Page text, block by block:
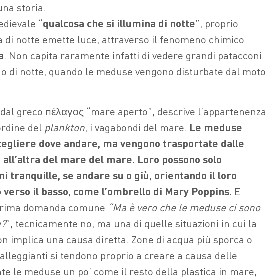
storia.
“qualcosa che si illumina di notte”, proprio
di notte emette luce, attraverso il fenomeno chimico
. Non capita raramente infatti di vedere grandi patacconi
di notte, quando le meduse vengono disturbate dal moto
dal greco πέλαγος “mare aperto”, descrive l’appartenenza
del plankton, i vagabondi del mare. Le meduse
dove andare, ma vengono trasportate dalle
del mare del mare. Loro possono solo
tranquille, se andare su o giù, orientando il loro
verso il basso, come l’ombrello di Mary Poppins. E
domanda comune “Ma è vero che le meduse ci sono
”, tecnicamente no, ma una di quelle situazioni in cui la
implica una causa diretta. Zone di acqua più sporca o
si tendono proprio a creare a causa delle
le meduse un po’ come il resto della plastica in mare,